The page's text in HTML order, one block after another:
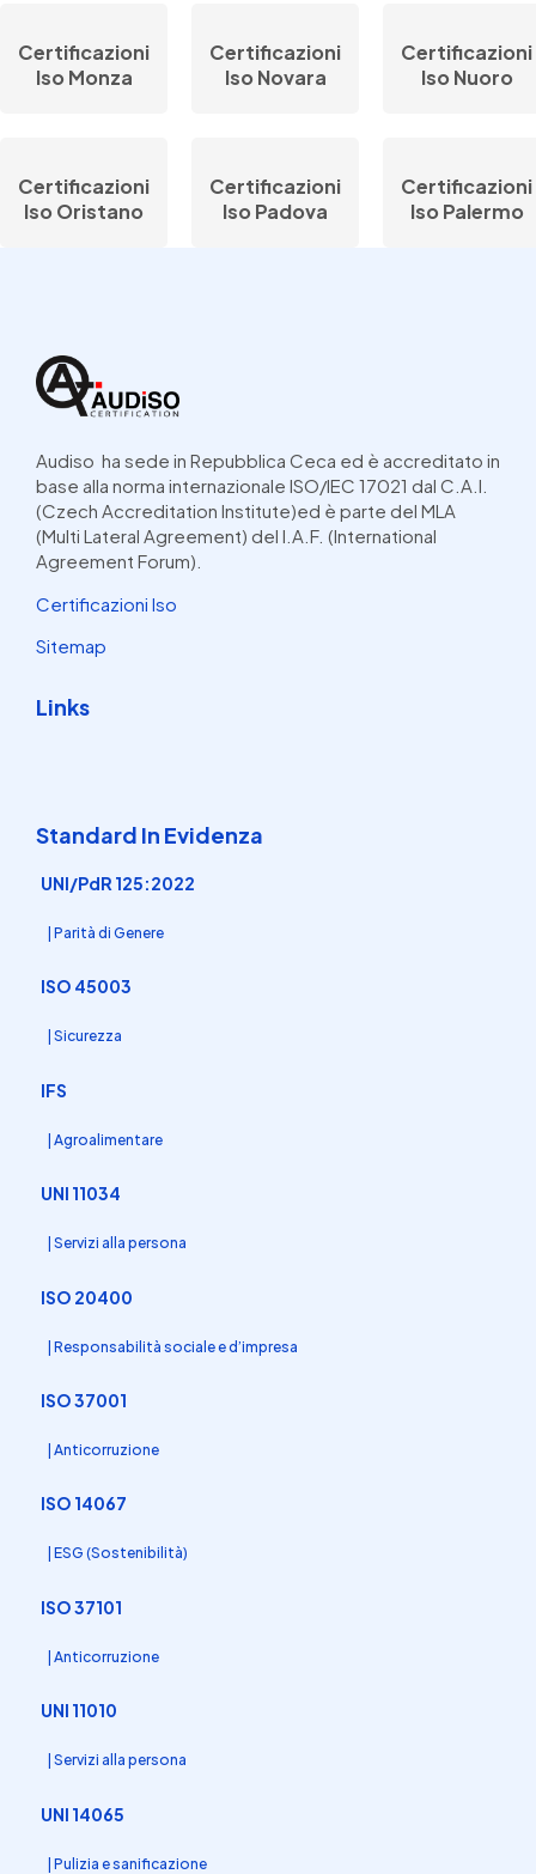
Certificazioni
Iso Monza
Certificazioni
Iso Novara
Certificazioni
Iso Nuoro
Certificazioni
Iso Oristano
Certificazioni
Iso Padova
Certificazioni
Iso Palermo
Audiso ha sede in Repubblica Ceca ed è accreditato in
base alla norma internazionale ISO/IEC 17021 dal C.A.I.
(Czech Accreditation Institute)ed è parte del MLA
(Multi Lateral Agreement) del I.A.F. (International
Agreement Forum).
Certificazioni Iso
Sitemap
Links
Standard In Evidenza
UNI/PdR 125:2022
| Parità di Genere
ISO 45003
| Sicurezza
IFS
| Agroalimentare
UNI 11034
| Servizi alla persona
ISO 20400
| Responsabilità sociale e d’impresa
ISO 37001
| Anticorruzione
ISO 14067
| ESG (Sostenibilità)
ISO 37101
| Anticorruzione
UNI 11010
| Servizi alla persona
UNI 14065
| Pulizia e sanificazione